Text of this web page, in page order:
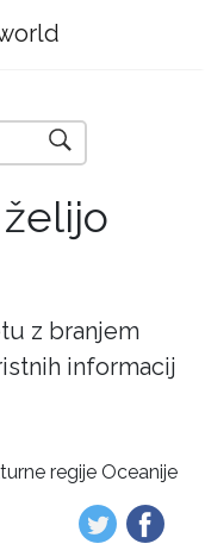
z branjem
informacij
regije Oceanije